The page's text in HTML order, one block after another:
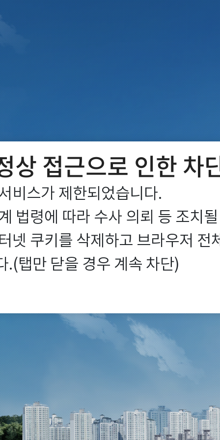
상 접근으로 인한 차
비스가 제한되었습니다.
법령에 따라 수사 의뢰 등 조치
넷 쿠키를 삭제하고 브라우저 전
.(탭만 닫을 경우 계속 차단)